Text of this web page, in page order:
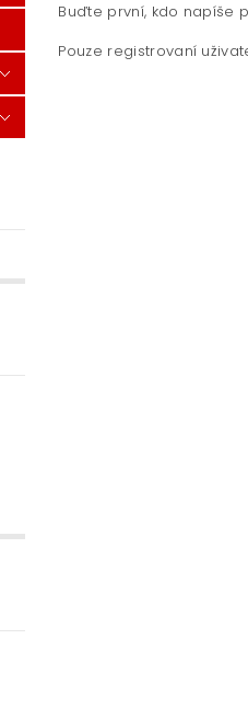
Buďte první, kdo napíše
Pouze registrovaní